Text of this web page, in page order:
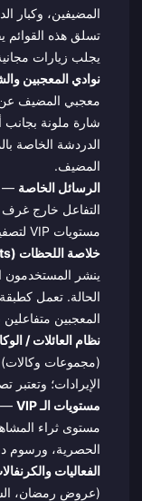
المضيفين، وكبار
تسلق هذه القوائم
يجلب زيارات
نوادي المعجبين
معجبي المضيف عن
شارة ملونة بجانب
الدردشة الخاصة
المضيف.
الرسائل الخاصة
التفاعل خارج غرف
مستويات VIP لتصفية الرسائل المزعجة.
خلاصة اللحظات (Moments)
ينشر المستخدمون
الحالة. تعمل
المعجبين
نظام العائلات /
(مجموعات وكالات)
الإيرادات؛ وتعتبر
مستويات الـ VIP
—
مستوى ثراء
الحصرية، ورسوم
الفعاليات
(عروض رمضان،